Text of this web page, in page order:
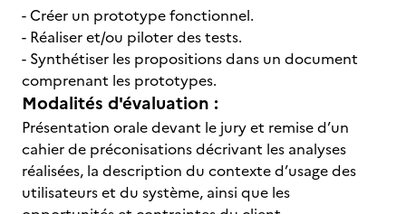
- Créer un prototype fonctionnel.
- Réaliser et/ou piloter des tests.
- Synthétiser les propositions dans un document
comprenant les prototypes.
Modalités d'évaluation :
Présentation orale devant le jury et remise d’un
cahier de préconisations décrivant les analyses
réalisées, la description du contexte d’usage des
utilisateurs et du système, ainsi que les